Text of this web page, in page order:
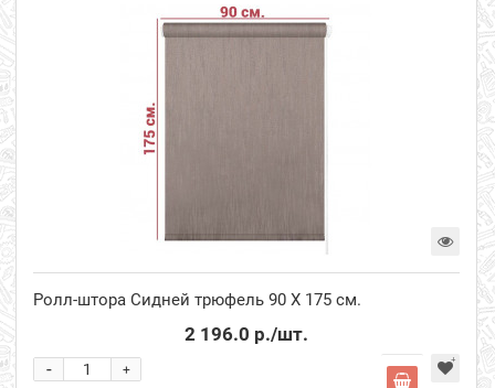
Ролл-штора Сидней трюфель 90 Х 175 см.
2 196.0 р./шт.
+
-